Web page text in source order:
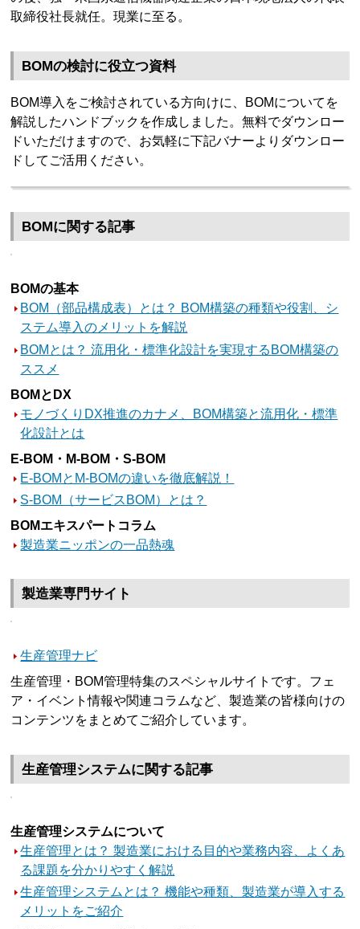
取締役社長就任。現業に至る。
BOMの検討に役立つ資料
BOM導入をご検討されている方向けに、BOMについてを
解説したハンドブックを作成しました。無料でダウンロー
ドいただけますので、お気軽に下記バナーよりダウンロー
ドしてご活用ください。
BOMに関する記事
BOMの基本
BOM（部品構成表）とは？ BOM構築の種類や役割、シ
ステム導入のメリットを解説
BOMとは？ 流用化・標準化設計を実現するBOM構築の
ススメ
BOMとDX
モノづくりDX推進のカナメ、BOM構築と流用化・標準
化設計とは
E-BOM・M-BOM・S-BOM
E-BOMとM-BOMの違いを徹底解説！
S-BOM（サービスBOM）とは？
BOMエキスパートコラム
製造業ニッポンの一品熱魂
製造業専門サイト
生産管理ナビ
生産管理・BOM管理特集のスペシャルサイトです。フェ
ア・イベント情報や関連コラムなど、製造業の皆様向けの
コンテンツをまとめてご紹介しています。
生産管理システムに関する記事
生産管理システムについて
生産管理とは？ 製造業における目的や業務内容、よくあ
る課題を分かりやすく解説
生産管理システムとは？ 機能や種類、製造業が導入する
メリットをご紹介